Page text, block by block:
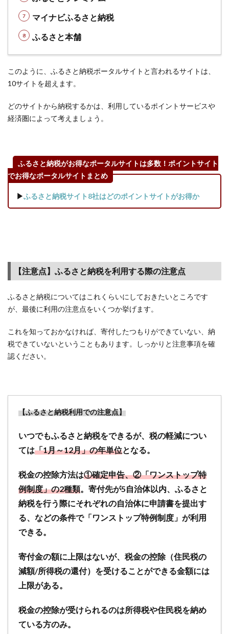
り】
「楽
天ふ
税」
は楽
場の
定例
回り
対象
外に
2.4
【楽
ツ】
攻略
セー
ル開
期を
確認
しよ
う
の時
楽天
パー
ル、
楽天
い物
マラ
ソン
把握
しよ
う
【SPUの
倍率アッ
マイナビふるさと納税
ふるさと本舗
このように、ふるさと納税ポータルサイトと言われるサイトは、
10サイトを超えます。
どのサイトから納税するかは、利用しているポイントサービスや
経済圏によって考えましょう。
ふるさと納税がお得なポータルサイトは多数！ポイントサイト
でお得なポータルサイトまとめ
▶ふるさと納税サイト8社はどのポイントサイトがお得か
【注意点】ふるさと納税を利用する際の注意点
ふるさと納税についてはこれくらいにしておきたいところです
が、最後に利用の注意点をいくつか挙げます。
これを知っておかなければ、寄付したつもりができていない、納
税できていないということもあります。しっかりと注意事項を確
認ください。
【ふるさと納税利用での注意点】
いつでもふるさと納税をできるが、税の軽減につい
ては「1月～12月」の年単位となる。
税金の控除方法は①確定申告、②「ワンストップ特
例制度」の2種類。寄付先が5自治体以内、ふるさと
納税を行う際にそれぞれの自治体に申請書を提出す
る、などの条件で「ワンストップ特例制度」が利用
できる。
寄付金の額に上限はないが、税金の控除（住民税の
減額/所得税の還付）を受けることができる金額には
上限がある。
税金の控除が受けられるのは所得税や住民税を納め
ている方のみ。